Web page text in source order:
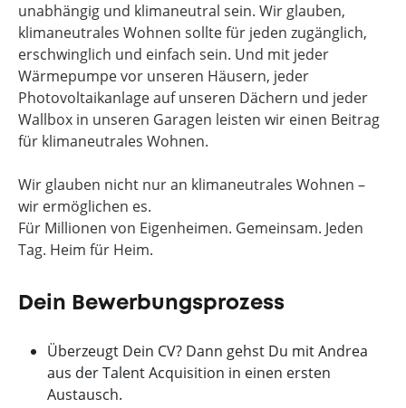
unabhängig und klimaneutral sein. Wir glauben,
klimaneutrales Wohnen sollte für jeden zugänglich,
erschwinglich und einfach sein. Und mit jeder
Wärmepumpe vor unseren Häusern, jeder
Photovoltaikanlage auf unseren Dächern und jeder
Wallbox in unseren Garagen leisten wir einen Beitrag
für klimaneutrales Wohnen.
Wir glauben nicht nur an klimaneutrales Wohnen –
wir ermöglichen es.
Für Millionen von Eigenheimen. Gemeinsam. Jeden
Tag. Heim für Heim.
Dein Bewerbungsprozess
Überzeugt Dein CV? Dann gehst Du mit Andrea
aus der Talent Acquisition in einen ersten
Austausch.